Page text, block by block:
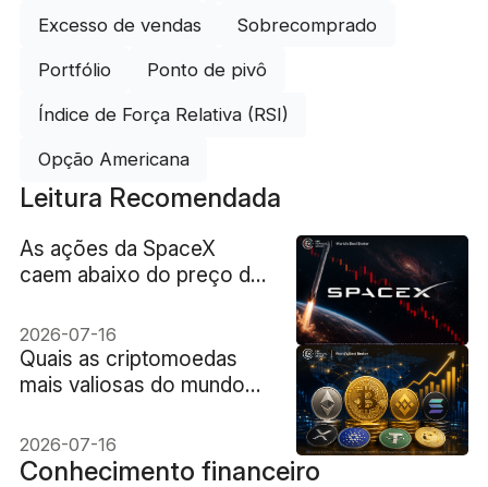
Excesso de vendas Sobrecomprado
Portfólio Ponto de pivô
Índice de Força Relativa (RSI)
Opção Americana
Leitura Recomendada
As ações da SpaceX
caem abaixo do preço do
realidade do mercado se
impõe
2026-07-16
Quais as criptomoedas
mais valiosas do mundo
2026-07-16
Conhecimento financeiro